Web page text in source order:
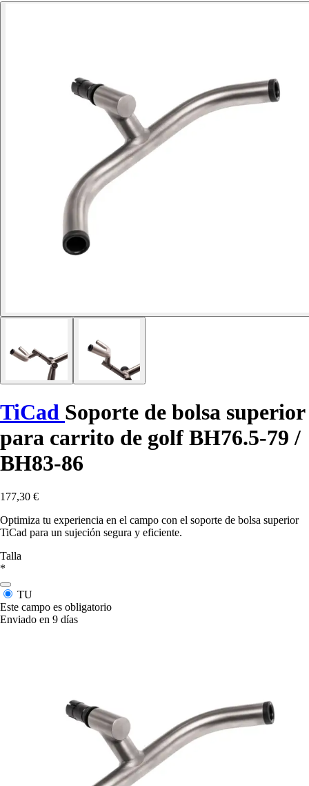
TiCad Soporte de bolsa superior
para carrito de golf BH76.5-79 /
BH83-86
177,30 €
Optimiza tu experiencia en el campo con el soporte de bolsa superior
TiCad para un sujeción segura y eficiente.
Talla
*
TU
Este campo es obligatorio
Enviado en 9 días